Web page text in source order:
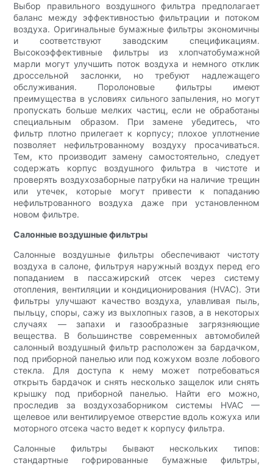
Выбор правильного воздушного фильтра предполагает
баланс между эффективностью фильтрации и потоком
воздуха. Оригинальные бумажные фильтры экономичны
и соответствуют заводским спецификациям.
Высокоэффективные фильтры из хлопчатобумажной
марли могут улучшить поток воздуха и немного отклик
дроссельной заслонки, но требуют надлежащего
обслуживания. Поролоновые фильтры имеют
преимущества в условиях сильного запыления, но могут
пропускать больше мелких частиц, если не обработаны
специальным образом. При замене убедитесь, что
фильтр плотно прилегает к корпусу; плохое уплотнение
позволяет нефильтрованному воздуху просачиваться.
Тем, кто производит замену самостоятельно, следует
содержать корпус воздушного фильтра в чистоте и
проверять воздухозаборные патрубки на наличие трещин
или утечек, которые могут привести к попаданию
нефильтрованного воздуха даже при установленном
новом фильтре.
Салонные воздушные фильтры
Салонные воздушные фильтры обеспечивают чистоту
воздуха в салоне, фильтруя наружный воздух перед его
попаданием в пассажирский отсек через систему
отопления, вентиляции и кондиционирования (HVAC). Эти
фильтры улучшают качество воздуха, улавливая пыль,
пыльцу, споры, сажу из выхлопных газов, а в некоторых
случаях — запахи и газообразные загрязняющие
вещества. В большинстве современных автомобилей
салонный воздушный фильтр расположен за бардачком,
под приборной панелью или под кожухом возле лобового
стекла. Для доступа к нему может потребоваться
открыть бардачок и снять несколько защелок или снять
крышку под приборной панелью. Найти его можно,
проследив за воздухозаборником системы HVAC —
щелевое или вентилируемое отверстие вдоль кожуха или
моторного отсека часто ведет к корпусу фильтра.
Салонные фильтры бывают нескольких типов:
стандартные гофрированные бумажные фильтры,